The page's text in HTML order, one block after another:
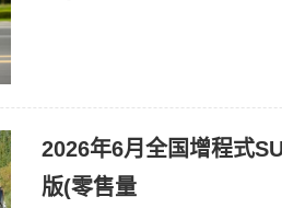
2026年6月全国增程式
版(零售量